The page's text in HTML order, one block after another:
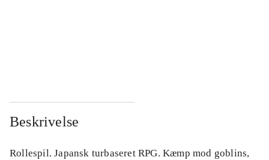
Beskrivelse
Rollespil. Japansk turbaseret RPG. Kæmp mod goblins,